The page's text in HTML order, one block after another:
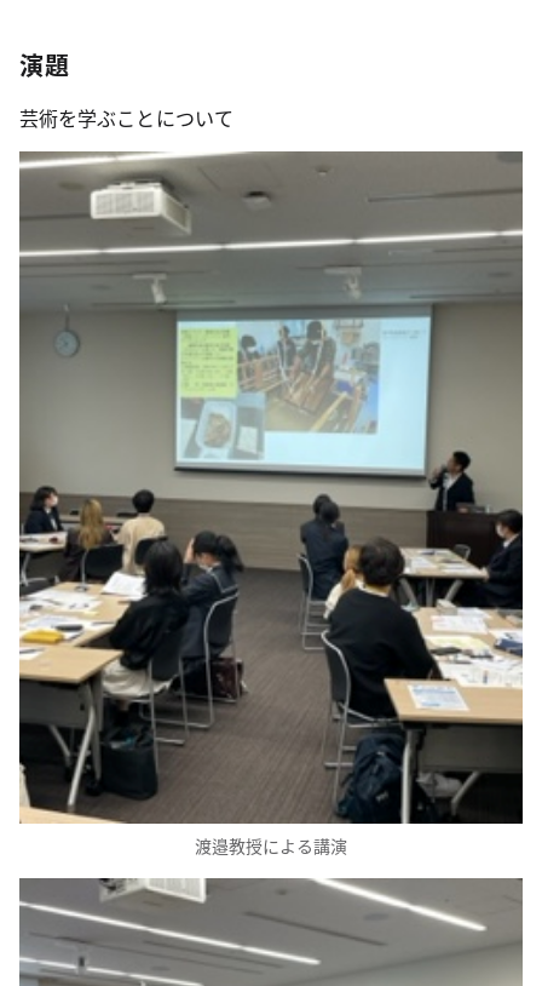
演題
芸術を学ぶことについて
渡邉教授による講演